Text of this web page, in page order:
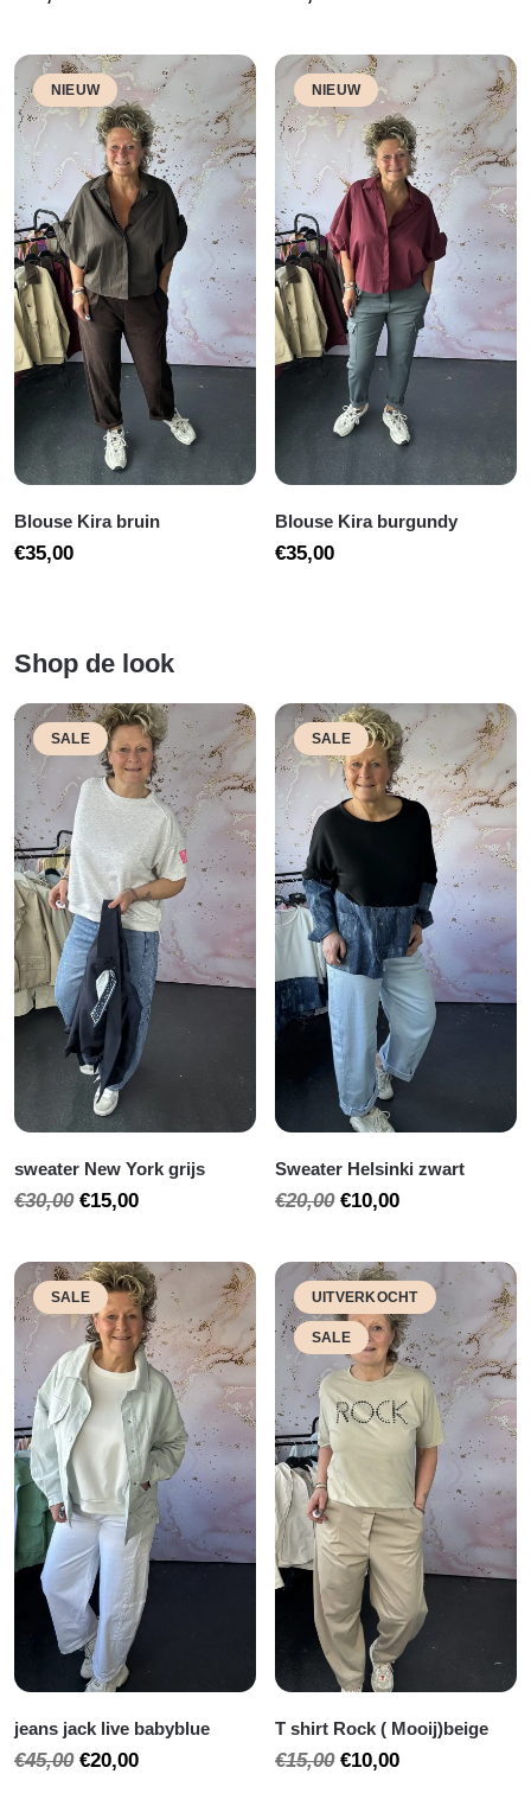
NIEUW
Blouse Kira bruin
€35,00
NIEUW
Blouse Kira burgundy
€35,00
Shop de look
SALE
sweater New York grijs
€30,00 Oorspronkelijke
€30,00.
€15,00Huidige
€15,00.
SALE
Sweater Helsinki zwart
€20,00 Oorspronkelijke
€20,00.
€10,00Huidige
€10,00.
SALE
jeans jack live babyblue
€45,00 Oorspronkelijke
€20,00Huidige
UITVERKOCHT
SALE
T shirt Rock ( Mooij)beige
€15,00 Oorspronkelijke
€10,00Huidige